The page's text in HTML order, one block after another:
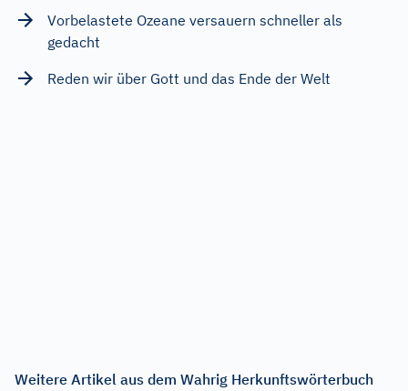
Vorbelastete Ozeane versauern schneller als
gedacht
Reden wir über Gott und das Ende der Welt
Weitere Artikel aus dem Wahrig Herkunftswörterbuch